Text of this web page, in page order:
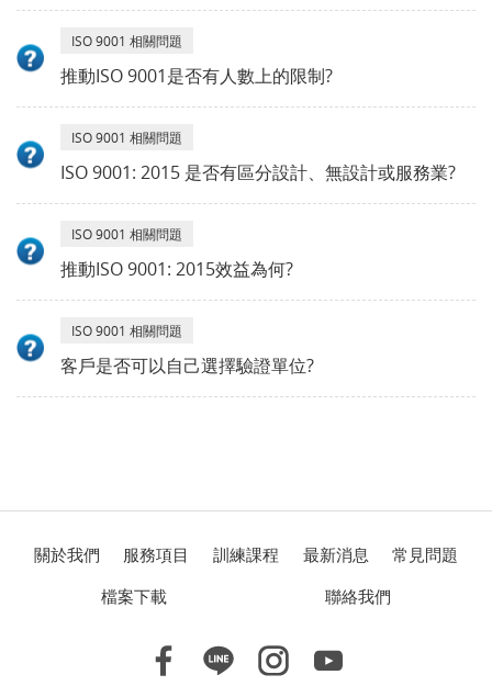
ISO 9001 相關問題
推動ISO 9001是否有人數上的限制?
ISO 9001 相關問題
ISO 9001: 2015 是否有區分設計、無設計或服務業?
ISO 9001 相關問題
推動ISO 9001: 2015效益為何?
ISO 9001 相關問題
客戶是否可以自己選擇驗證單位?
關於我們 服務項目 訓練課程 最新消息
常見問題
檔案下載
聯絡我們